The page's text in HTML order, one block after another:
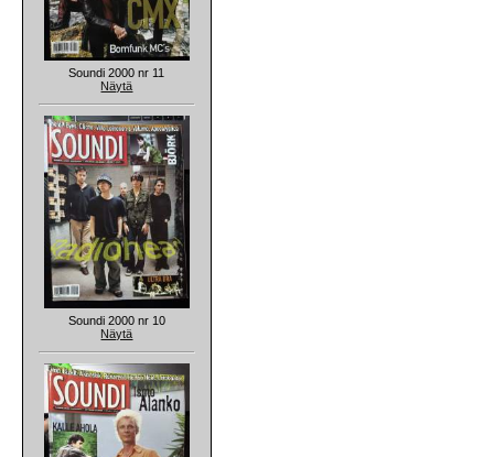
Soundi 2000 nr 11
Näytä
Soundi 2000 nr 10
Näytä